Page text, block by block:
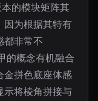
的模块矩阵其
因为根据其特有
都非常不
的概念有机融合
金拼色底座体感
示将棱角拼接与